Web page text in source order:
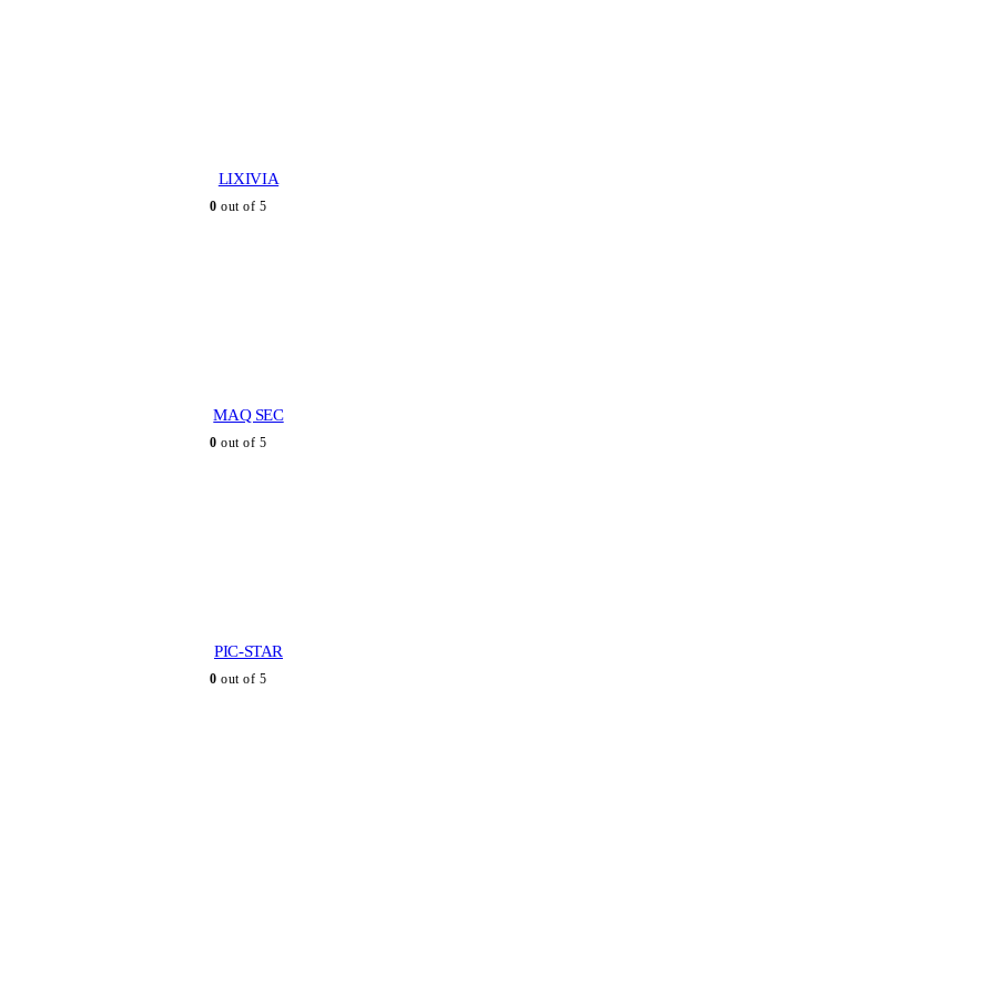
LIXIVIA
0 out of 5
MAQ SEC
0 out of 5
PIC-STAR
0 out of 5